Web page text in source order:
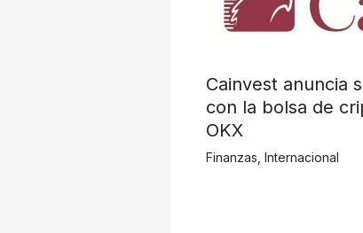
Cainvest anuncia
con la bolsa de
OKX
Finanzas Internacional